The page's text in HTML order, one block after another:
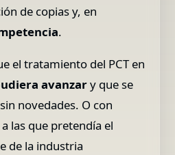
de copias y, en
.
el tratamiento del PCT en
avanzary que se
novedades. O con
las que pretendía el
de la industria